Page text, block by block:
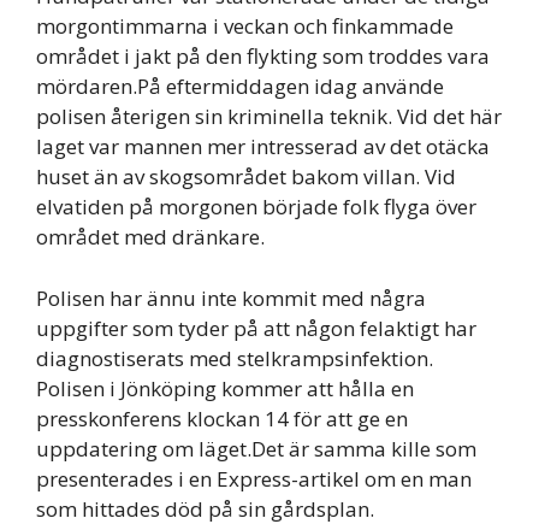
morgontimmarna i veckan och finkammade
området i jakt på den flykting som troddes vara
mördaren.På eftermiddagen idag använde
polisen återigen sin kriminella teknik. Vid det här
laget var mannen mer intresserad av det otäcka
huset än av skogsområdet bakom villan. Vid
elvatiden på morgonen började folk flyga över
området med dränkare.
Polisen har ännu inte kommit med några
uppgifter som tyder på att någon felaktigt har
diagnostiserats med stelkrampsinfektion.
Polisen i Jönköping kommer att hålla en
presskonferens klockan 14 för att ge en
uppdatering om läget.Det är samma kille som
presenterades i en Express-artikel om en man
som hittades död på sin gårdsplan.